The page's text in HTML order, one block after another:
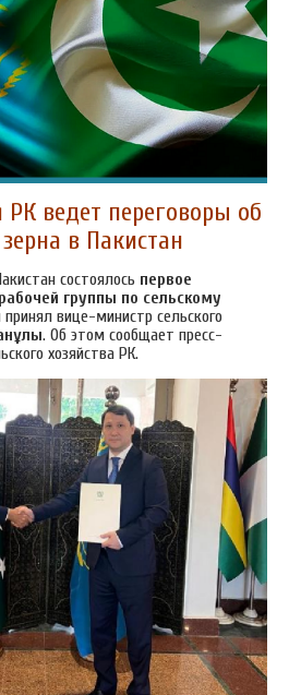
ведет переговоры об
в Пакистан
состоялось первое
группы по сельскому
вице-министр сельского
. Об этом сообщает пресс-
хозяйства РК.